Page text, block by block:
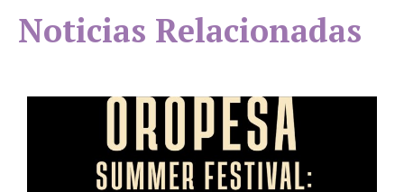
Noticias Relacionadas